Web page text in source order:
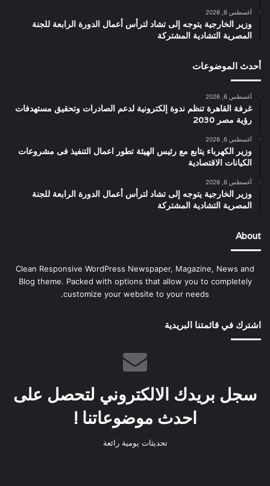
أغسطس 6, 2026
وزير الخارجية يتوجه إلى تشاد لترأس أعمال الدورة الرابعة للجنة
المصرية التشادية المشتركة
أحدث الموضوعات
أغسطس 6, 2026
غرفة القاهرة تنظم ندوة إلكترونية لدعم الصادرات وتحقيق مستهدفات
رؤية مصر 2030
أغسطس 6, 2026
وزير الكهرباء يتابع مع رئيس الهيئة تطور اعمال التنفيذ فى مشروعات
الكيانات الاقتصادية
أغسطس 6, 2026
وزير الخارجية يتوجه إلى تشاد لترأس أعمال الدورة الرابعة للجنة
المصرية التشادية المشتركة
About
Clean Responsive WordPress Newspaper, Magazine, News and
Blog theme. Packed with options that allow you to completely
customize your website to your needs.
اشترك في قائمتنا البريدية
سجل بريدك الالكتروني لتحصل على
احدث موضوعاتنا !
تحديثات يومية رائعة